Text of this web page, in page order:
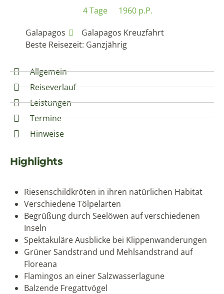
4 Tage
1960 p.P.
Galapagos
Galapagos Kreuzfahrt
Beste Reisezeit: Ganzjährig
Allgemein
Reiseverlauf
Leistungen
Termine
Hinweise
Highlights
Riesenschildkröten in ihren natürlichen Habitat
Verschiedene Tölpelarten
Begrüßung durch Seelöwen auf verschiedenen
Inseln
Spektakuläre Ausblicke bei Klippenwanderungen
Grüner Sandstrand und Mehlsandstrand auf
Floreana
Flamingos an einer Salzwasserlagune
Balzende Fregattvögel